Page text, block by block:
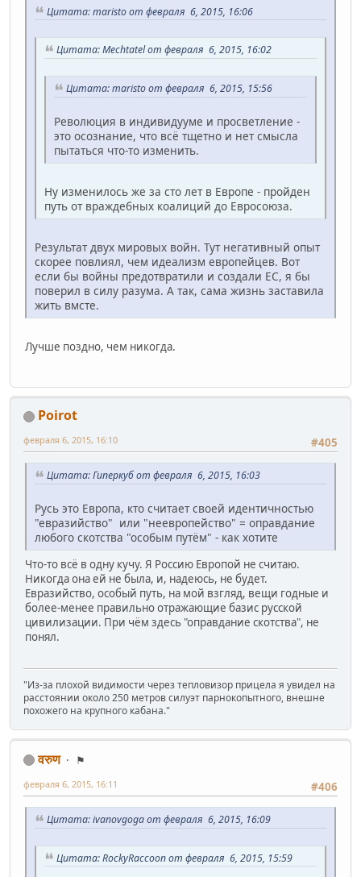
Цитата: maristo от февраля 6, 2015, 16:06
Цитата: Mechtatel от февраля 6, 2015, 16:02
Цитата: maristo от февраля 6, 2015, 15:56
Революция в индивидууме и просветление -
это осознание, что всё тщетно и нет смысла
пытаться что-то изменить.
Ну изменилось же за сто лет в Европе - пройден
путь от враждебных коалиций до Евросоюза.
Результат двух мировых войн. Тут негативный опыт
скорее повлиял, чем идеализм европейцев. Вот
если бы войны предотвратили и создали ЕС, я бы
поверил в силу разума. А так, сама жизнь заставила
жить вмсте.
Лучше поздно, чем никогда.
Poirot
#405
февраля 6, 2015, 16:10
Цитата: Гиперкуб от февраля 6, 2015, 16:03
Русь это Европа, кто считает своей идентичностью
"евразийство" или "неевропейство" = оправдание
любого скотства "особым путём" - как хотите
Что-то всё в одну кучу. Я Россию Европой не считаю.
Никогда она ей не была, и, надеюсь, не будет.
Евразийство, особый путь, на мой взгляд, вещи годные и
более-менее правильно отражающие базис русской
цивилизации. При чём здесь "оправдание скотства", не
понял.
"Из-за плохой видимости через тепловизор прицела я увидел на
расстоянии около 250 метров силуэт парнокопытного, внешне
похожего на крупного кабана."
वरुण
⚑
#406
февраля 6, 2015, 16:11
Цитата: ivanovgoga от февраля 6, 2015, 16:09
Цитата: RockyRaccoon от февраля 6, 2015, 15:59